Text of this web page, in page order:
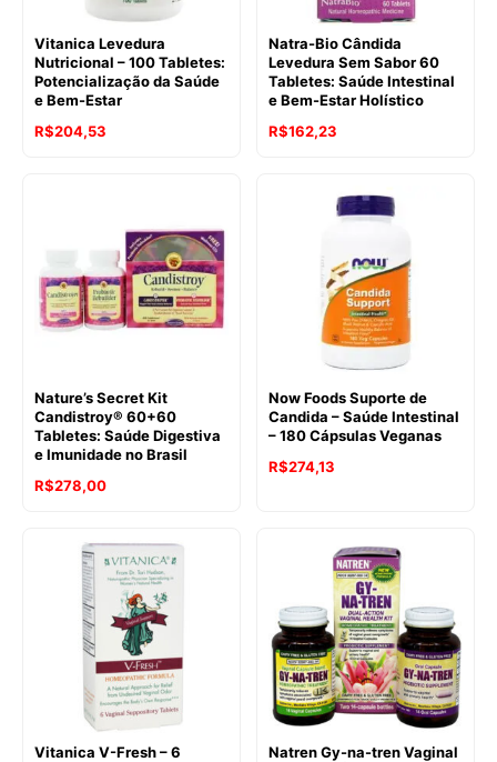
Vitanica Levedura
Nutricional – 100 Tabletes:
Potencialização da Saúde
e Bem-Estar
R$204,53
Natra-Bio Cândida
Levedura Sem Sabor 60
Tabletes: Saúde Intestinal
e Bem-Estar Holístico
R$162,23
Nature’s Secret Kit
Candistroy® 60+60
Tabletes: Saúde Digestiva
e Imunidade no Brasil
R$278,00
Now Foods Suporte de
Candida – Saúde Intestinal
– 180 Cápsulas Veganas
R$274,13
Vitanica V-Fresh – 6
Natren Gy-na-tren Vaginal